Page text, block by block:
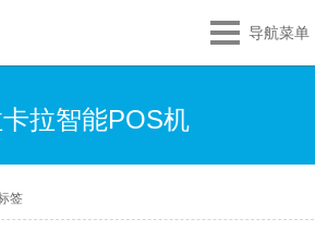
导航菜单
拉智能POS机
签